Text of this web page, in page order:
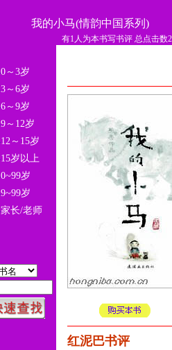
我的小马(情韵中国系列)
有1人为本书写书评 总点击数
0～3岁
3～6岁
6～9岁
9～12岁
12～15岁
15岁以上
0~99岁
9~99岁
家长/老师
红泥巴书评